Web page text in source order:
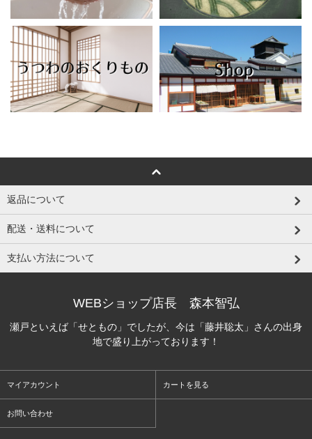
返品について
配送・送料について
支払い方法について
WEBショップ店長 森本智弘
瀬戸といえば「せともの」でしたが、今は「藤井聡太」さんの出身
地で盛り上がっております！
マイアカウント カートを見る
お問い合わせ